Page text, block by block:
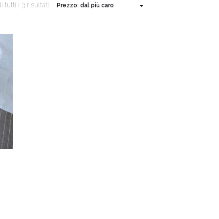
tutti i 3 risultati